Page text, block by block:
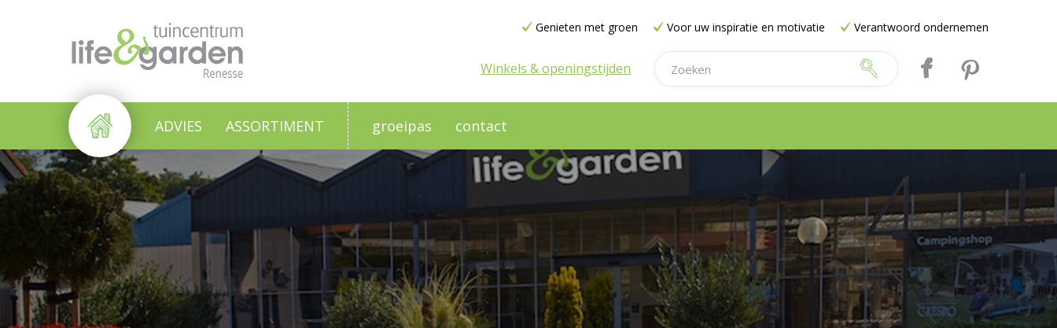
Genieten met groen Voor uw inspiratie en motivatie Verantwoord ondernemen
Winkels & openingstijden
ADVIES ASSORTIMENT groeipas contact